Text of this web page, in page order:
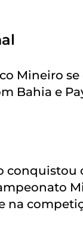
Mineiro
Bahia e
na